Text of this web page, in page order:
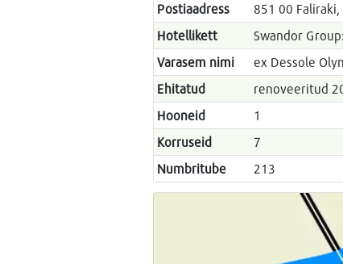
Postiaadress
851 00 Faliraki,
Hotellikett
Swandor
Varasem nimi
ex Dessole
Ehitatud
renoveeritud
Hooneid
1
Korruseid
7
Numbritube
213